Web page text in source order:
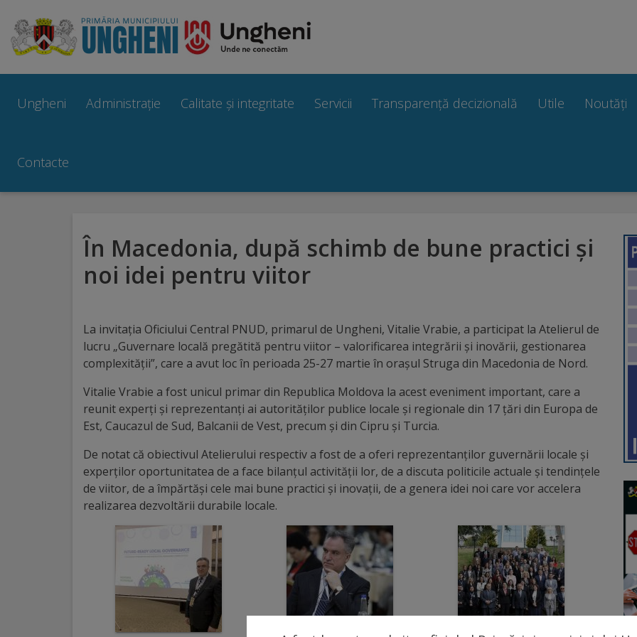
Ungheni
Prezentare
Simbolurile
orașului
brand
Distincții
Cetățeni
onoare
Deținători
Ungheni”
Ungheni Administrație Calitate și integritate Servicii Transparență decizională Utile Noutăți
Contacte
În Macedonia, după schimb de bune practici și
noi idei pentru viitor
La invitația Oficiului Central PNUD, primarul de Ungheni, Vitalie Vrabie, a participat la Atelierul de
lucru „Guvernare locală pregătită pentru viitor – valorificarea integrării și inovării, gestionarea
complexității”, care a avut loc în perioada 25-27 martie în orașul Struga din Macedonia de Nord.
Vitalie Vrabie a fost unicul primar din Republica Moldova la acest eveniment important, care a
reunit experți și reprezentanți ai autorităților publice locale și regionale din 17 țări din Europa de
Est, Caucazul de Sud, Balcanii de Vest, precum și din Cipru și Turcia.
De notat că obiectivul Atelierului respectiv a fost de a oferi reprezentanților guvernării locale și
experților oportunitatea de a face bilanțul activității lor, de a discuta politicile actuale și tendințele
de viitor, de a împărtăși cele mai bune practici și inovații, de a genera idei noi care vor accelera
realizarea dezvoltării durabile locale.